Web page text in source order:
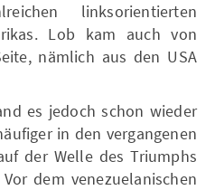
linksorientierten
Lob kam auch von
nämlich aus den USA
es jedoch schon wieder
in den vergangenen
der Welle des Triumphs
dem venezuelanischen